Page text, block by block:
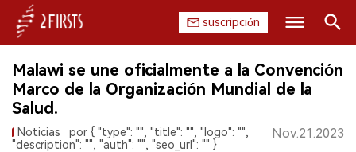
suscripción
INICIO
EMPRESA
Buscar
Malawi se une oficialmente a la Convención
Marco de la Organización Mundial de la
Salud.
Noticias
por { "type": "", "title": "", "logo": "",
"description": "", "auth": "", "seo_url": "" }
Nov.21.2023